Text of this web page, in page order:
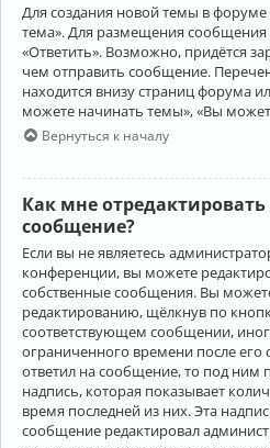
Для создания новой темы в
тема». Для размещения
«Ответить». Возможно, придётся
чем отправить сообщение.
находится внизу страниц форума
можете начинать темы», «Вы
Вернуться к началу
Как мне
сообщение?
Если вы не являетесь
конференции, вы можете
собственные сообщения. Вы
редактированию, щёлкнув по
соответствующем сообщении,
ограниченного времени после его
ответил на сообщение, то под ним
надпись, которая показывает
время последней из них. Эта
сообщение редактировал